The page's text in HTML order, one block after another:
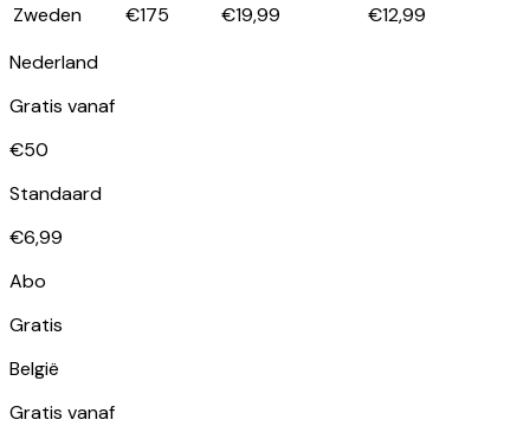
Zweden
€175 €19,99
€12,99
Nederland
Gratis vanaf
€50
Standaard
€6,99
Abo
Gratis
België
Gratis vanaf